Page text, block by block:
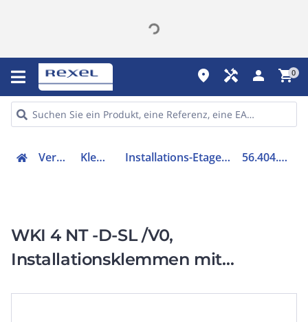
place handyman person shopping_cart0
Verteiler Klemmen Installations-Etagenklemme 56.404.9555.0
WKI 4 NT -D-SL /V0,
Installationsklemmen mit